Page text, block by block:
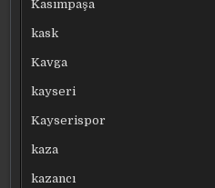
Kasımpaşa
kask
Kavga
kayseri
Kayserispor
kaza
kazancı